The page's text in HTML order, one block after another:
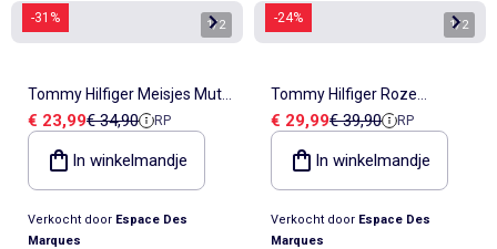
-31% 1/2
Tommy Hilfiger Meisjes Muts
Wit/Bruin
Verkoopprijs
€ 23,99Referentieprijs
€ 34,90 RP
In winkelmandje
Verkocht door Espace Des
Marques
-24% 1/2
Tommy Hilfiger Roze
Meisjessjaal Klein
Verkoopprijs
€ 29,99Referentieprijs
€ 39,90 RP
In winkelmandje
Verkocht door Espace Des
Marques